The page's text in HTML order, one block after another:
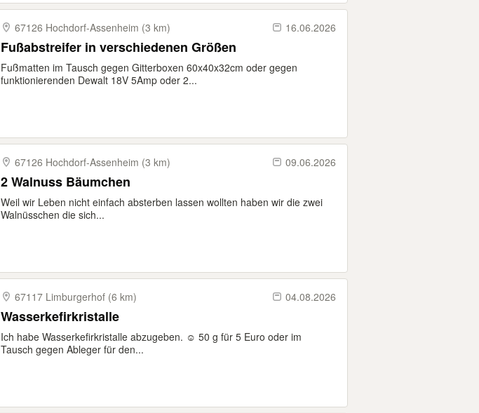
67126 Hochdorf-​Assenheim (3 km) 16.06.2026
Fußabstreifer in verschiedenen Größen
Fußmatten im Tausch gegen Gitterboxen 60x40x32cm oder gegen
funktionierenden Dewalt 18V 5Amp oder 2...
67126 Hochdorf-​Assenheim (3 km) 09.06.2026
2 Walnuss Bäumchen
Weil wir Leben nicht einfach absterben lassen wollten haben wir die zwei
Walnüsschen die sich...
67117 Limburgerhof (6 km) 04.08.2026
Wasserkefirkristalle
Ich habe Wasserkefirkristalle abzugeben. ☺️ 50 g für 5 Euro oder im
Tausch gegen Ableger für den...